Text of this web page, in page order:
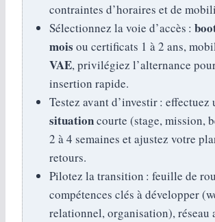
contraintes d’horaires et de
Sélectionnez la voie d’accès :
mois ou certificats 1 à 2 ans,
VAE, privilégiez l’alternance
insertion rapide.
Testez avant d’investir : effectuez
situationcourte (stage, mission,
2 à 4 semaines et ajustez votre
retours.
Pilotez la transition : feuille de
compétences clés à développer
relationnel, organisation), réseau